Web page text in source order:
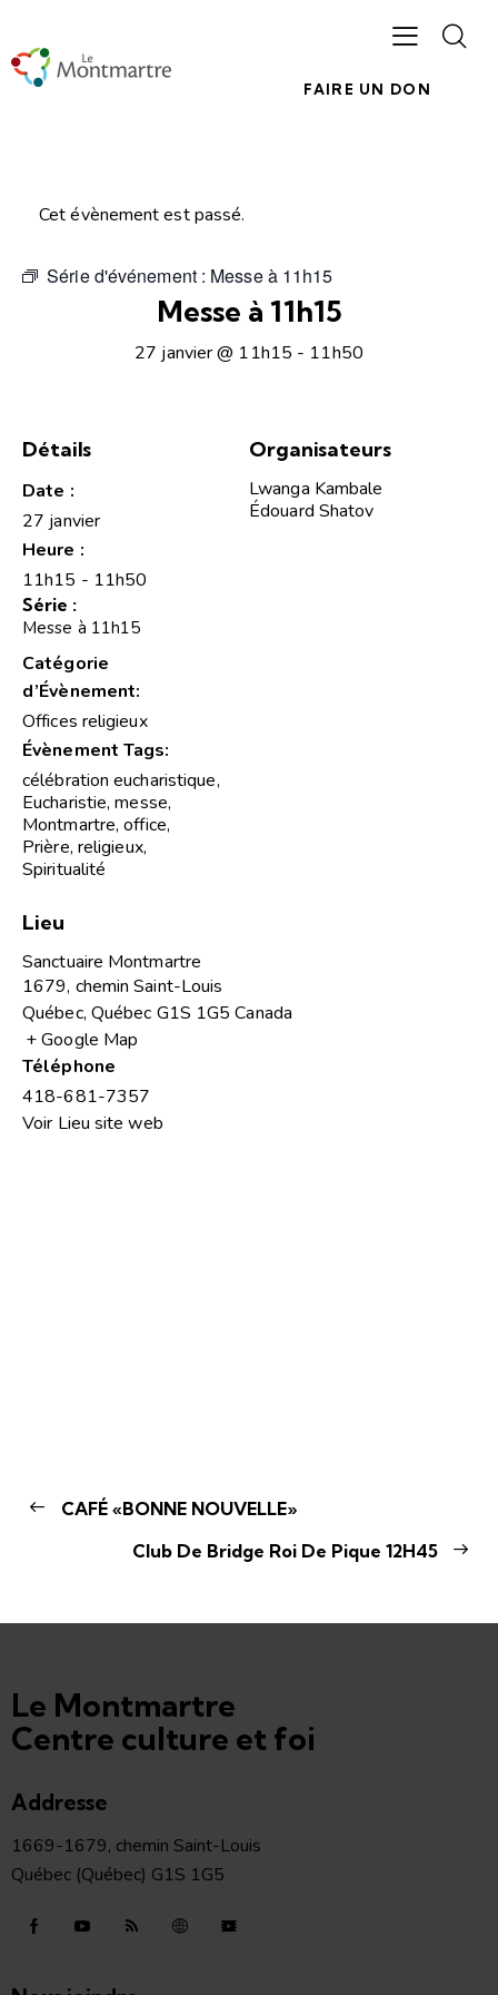
FAIRE UN DON
Cet évènement est passé.
Série d'événement : Messe à 11h15
Messe à 11h15
27 janvier @ 11h15 - 11h50
Détails
Date :
27 janvier
Heure :
11h15 - 11h50
Série :
Messe à 11h15
Catégorie
d’Évènement:
Offices religieux
Évènement Tags:
célébration eucharistique,
Eucharistie,messe,
Montmartre,office,
Prière, religieux,
Spiritualité
Organisateurs
Lwanga Kambale
Édouard Shatov
Lieu
Sanctuaire Montmartre
1679, chemin Saint-Louis
Québec, Québec G1S 1G5 Canada
+ Google Map
Téléphone
418-681-7357
Voir Lieu site web
CAFÉ «BONNE NOUVELLE»
Club De Bridge Roi De Pique 12H45
Le Montmartre
Centre culture et foi
Addresse
1669-1679, chemin Saint-Louis
Québec (Québec) G1S 1G5